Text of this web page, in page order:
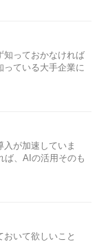
知っておかなければ
ている大手企業に
が加速していま
、AIの活用そのも
おいて欲しいこと